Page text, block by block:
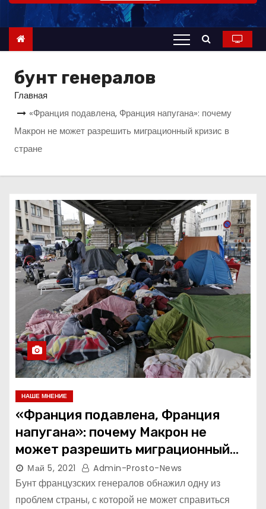
бунт генералов
Главная
«Франция подавлена, Франция напугана»: почему
Макрон не может разрешить миграционный кризис в
стране
НАШЕ МНЕНИЕ
«Франция подавлена, Франция
напугана»: почему Макрон не
может разрешить миграционный
кризис в стране
Май 5, 2021 Admin-Prosto-News
Бунт французских генералов обнажил одну из
проблем страны, с которой не может справиться